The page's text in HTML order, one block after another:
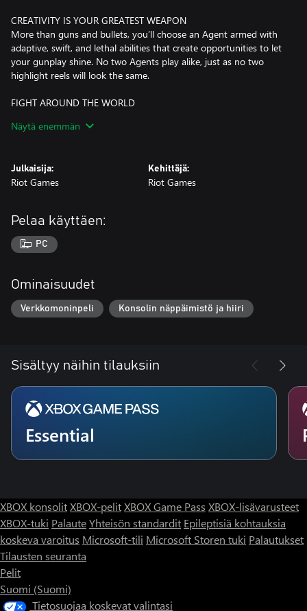
CREATIVITY IS YOUR GREATEST WEAPON
More than guns and bullets, you’ll choose an Agent armed with
adaptive, swift, and lethal abilities that create opportunities to let
your gunplay shine. No two Agents play alike, just as no two
highlight reels will look the same.
FIGHT AROUND THE WORLD
Purpose-built for team strategies, spectacular plays, and clutch
With Game Pass, members will unlock:
● All current Agents
active Agent Contract progress.
Näytä enemmän
Julkaisija:
Riot Games
Kehittäjä:
Riot Games
Pelaa käyttäen:
PC
Ominaisuudet
Verkkomoninpeli Konsolin näppäimistö ja hiiri
Sisältyy näihin tilauksiin
Essential
XBOX konsolitXBOX-pelitXBOX Game Pass XBOX-lisävarusteet
XBOX-tuki PalauteYhteisön standardit Epileptisiä kohtauksia
koskeva varoitus Microsoft-tili Microsoft Storen tuki Palautukset
Tilausten seuranta
Pelit
Suomi (Suomi)
Tietosuojaa koskevat valintasi